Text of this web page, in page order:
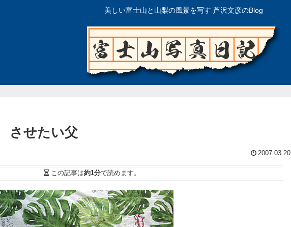
美しい富士山と山梨の風景を写す 芦沢文彦のBlog
せたい父
2007.03.20
この記事は約1分で読めます。